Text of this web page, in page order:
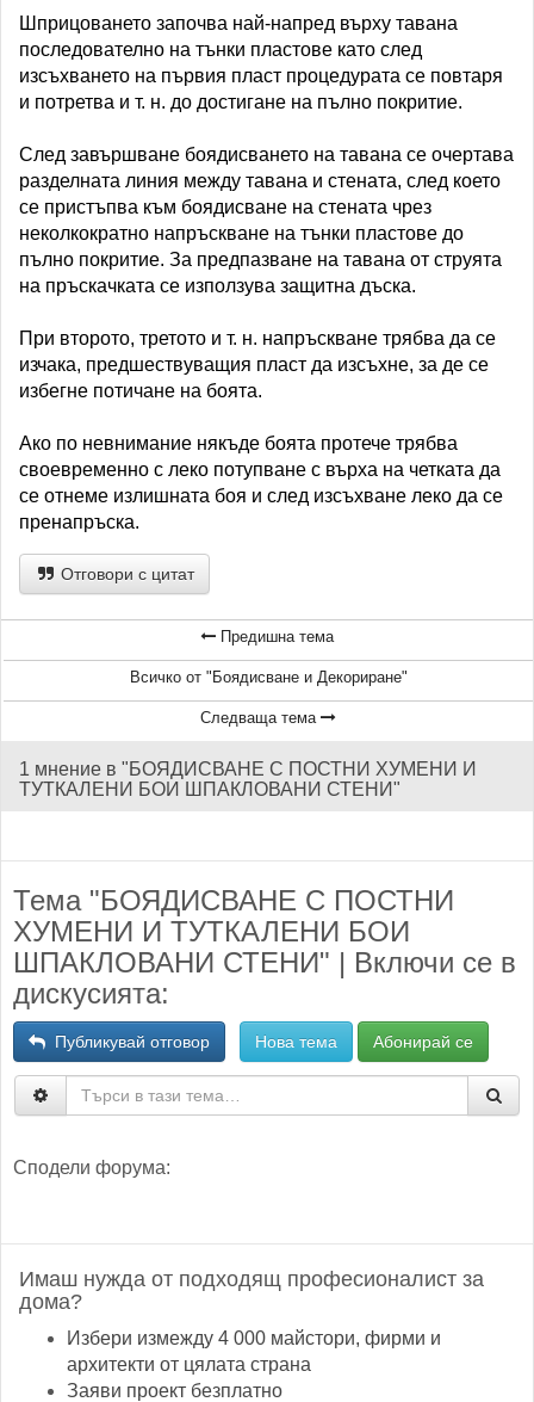
Шприцоването започва най-напред върху тавана
последователно на тънки пластове като след
изсъхването на първия пласт процедурата се повтаря
и потретва и т. н. до достигане на пълно покритие.
След завършване боядисването на тавана се очертава
разделната линия между тавана и стената, след което
се пристъпва към боядисване на стената чрез
неколкократно напръскване на тънки пластове до
пълно покритие. За предпазване на тавана от струята
на пръскачката се използува защитна дъска.
При второто, третото и т. н. напръскване трябва да се
изчака, предшествуващия пласт да изсъхне, за де се
избегне потичане на боята.
Ако по невнимание някъде боята протече трябва
своевременно с леко потупване с върха на четката да
се отнеме излишната боя и след изсъхване леко да се
пренапръска.
Отговори с цитат
Предишна тема
Всичко от "Боядисване и Декориране"
Следваща тема
1 мнение в "БОЯДИСВАНЕ С ПОСТНИ ХУМЕНИ И
ТУТКАЛЕНИ БОИ ШПАКЛОВАНИ СТЕНИ"
Тема "БОЯДИСВАНЕ С ПОСТНИ
ХУМЕНИ И ТУТКАЛЕНИ БОИ
ШПАКЛОВАНИ СТЕНИ" | Включи се в
дискусията:
Публикувай отговор Нова тема Абонирай се
Сподели форума:
Имаш нужда от подходящ професионалист за
дома?
Избери измежду 4 000 майстори, фирми и
архитекти от цялата страна
Заяви проект безплатно